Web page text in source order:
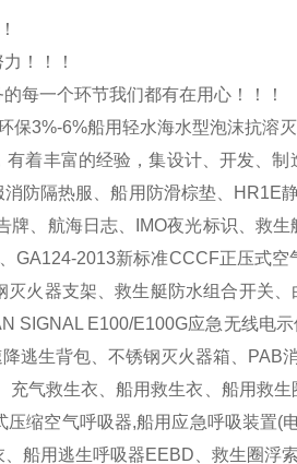
！！！
每一个环节我们都有在用心！！！
3%-6%船用轻水海水型泡沫抗溶
着丰富的经验，集设计、开发、
防隔热服、船用防滑棕垫、HR1E
牌、航海日志、IMO夜光标识、救
GA124-2013新标准CCCF正压式
火器支架、救生艇防水组合开关
SIGNAL E100/E100G应急无线电
逃生背包、不锈钢灭火器箱、
气救生衣、船用救生衣、船用救
缩空气呼吸器,船用应急呼吸装置(
船用逃生呼吸器EEBD、救生圈浮